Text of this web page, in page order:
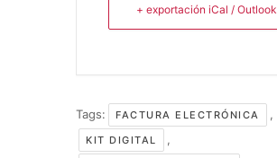
+ exportación iCal / Outlook
Tags: FACTURA ELECTRÓNICA ,
KIT DIGITAL ,